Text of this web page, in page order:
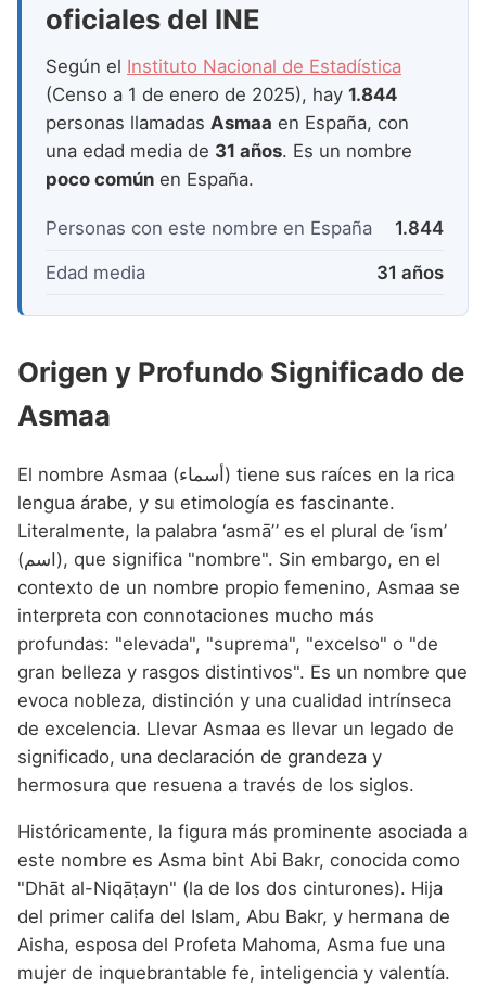
Nombres de Niña que empiezan por R
Nombres de Niña que empiezan por S
Nombres de Niña que empiezan por T
Nombres de Niña que empiezan por U
Nombres de Niña que empiezan por V
Nombres de Niña que empiezan por W
Nombres de Niña que empiezan por X
Nombres de Niña que empiezan por Z
Nombres de Niña Vascos
oficiales del INE
Según el Instituto Nacional de Estadística
(Censo a 1 de enero de 2025), hay 1.844
personas llamadas Asmaa en España, con
una edad media de 31 años. Es un nombre
poco común en España.
Personas con este nombre en España 1.844
Edad media 31 años
Origen y Profundo Significado de
Asmaa
El nombre Asmaa (أسماء) tiene sus raíces en la rica
lengua árabe, y su etimología es fascinante.
Literalmente, la palabra ‘asmāʼ’ es el plural de ‘ism’
(اسم), que significa "nombre". Sin embargo, en el
contexto de un nombre propio femenino, Asmaa se
interpreta con connotaciones mucho más
profundas: "elevada", "suprema", "excelso" o "de
gran belleza y rasgos distintivos". Es un nombre que
evoca nobleza, distinción y una cualidad intrínseca
de excelencia. Llevar Asmaa es llevar un legado de
significado, una declaración de grandeza y
hermosura que resuena a través de los siglos.
Históricamente, la figura más prominente asociada a
este nombre es Asma bint Abi Bakr, conocida como
"Dhāt al-Niqāṭayn" (la de los dos cinturones). Hija
del primer califa del Islam, Abu Bakr, y hermana de
Aisha, esposa del Profeta Mahoma, Asma fue una
mujer de inquebrantable fe, inteligencia y valentía.